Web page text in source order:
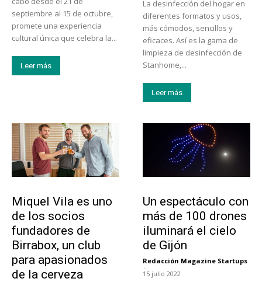
septiembre al 15 de octubre,
promete una experiencia
cultural única que celebra la...
Leer más
La desinfección del hogar en
diferentes formatos y usos,
más cómodos, sencillos y
eficaces. Así es la gama de
limpieza de desinfección de
Stanhome,...
Leer más
Miquel Vila es uno
de los socios
fundadores de
Birrabox, un club
para apasionados
de la cerveza
Un espectáculo con
más de 100 drones
iluminará el cielo
de Gijón
Redacción Magazine Startups
-
15 julio 2022